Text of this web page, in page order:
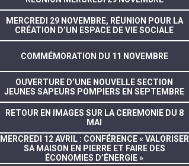
MERCREDI 29 NOVEMBRE, RÉUNION POUR LA
CRÉATION D’UN ESPACE DE VIE SOCIALE
COMMÉMORATION DU 11 NOVEMBRE
OUVERTURE D’UNE NOUVELLE SECTION
JEUNES SAPEURS POMPIERS EN SEPTEMBRE
RETOUR EN IMAGES SUR LA CEREMONIE DU 8
MAI
MERCREDI 12 AVRIL : CONFÉRENCE « VALORISER
SA MAISON EN PIERRE ET FAIRE DES
ÉCONOMIES D’ÉNERGIE »